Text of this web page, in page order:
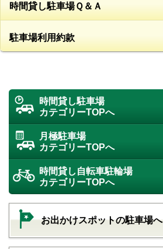
時間貸し駐車場Ｑ＆Ａ
駐車場利用約款
時間貸し駐車場
カテゴリーTOPへ
月極駐車場
カテゴリーTOPへ
時間貸し自転車駐輪場
カテゴリーTOPへ
お出かけスポットの駐車場へ